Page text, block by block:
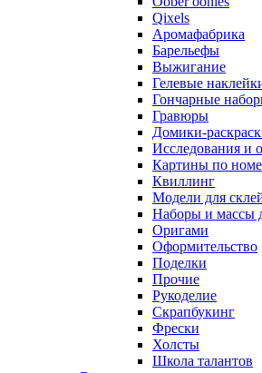
Qixels
Аромафабрика
Барельефы
Выжигание
Гелевые
Гончарные
Гравюры
Домики-
Исследования и
Картины по
Квиллинг
Модели для
Наборы и массы
Оригами
Оформительство
Поделки
Прочие
Рукоделие
Скрапбукинг
Фрески
Холсты
Школа талантов